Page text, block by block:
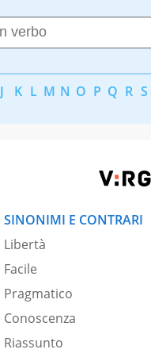
J K L M N O P Q R S
SINONIMI E CONTRARI
Libertà
Facile
Pragmatico
Conoscenza
Riassunto